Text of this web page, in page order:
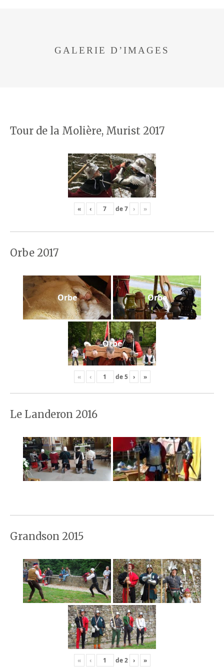
GALERIE D’IMAGES
Tour de la Molière, Murist 2017
« ‹ de7 › »
Orbe 2017
Orbe Orbe
Orbe
« ‹ de5 › »
Le Landeron 2016
Grandson 2015
« ‹ de2 › »